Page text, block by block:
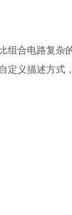
组合电路复杂
定义描述方式